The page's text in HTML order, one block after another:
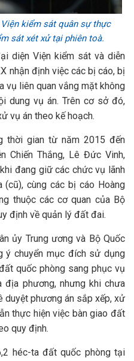
kiểm sát quân sự thực
sát xét xử tại phiên toà.
diện Viện kiểm sát và diễn
nhận định việc các bị cáo, bị
vụ liên quan vắng mặt không
dung vụ án. Trên cơ sở đó,
vụ án theo kế hoạch.
thời gian từ năm 2015 đến
Chiến Thắng, Lê Đức Vinh,
đang giữ các chức vụ lãnh
(cũ), cùng các bị cáo Hoàng
thuộc các cơ quan của Bộ
định về quản lý đất đai.
ủy Trung ương và Bộ Quốc
ý chuyển mục đích sử dụng
quốc phòng sang phục vụ
phương, nhưng khi chưa
duyệt phương án sắp xếp, xử
thực hiện việc bàn giao đất
quy định.
héc-ta đất quốc phòng tại